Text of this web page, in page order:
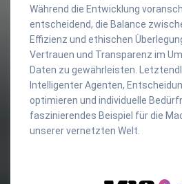
Während die Entwicklung
entscheidend, die Balance
Effizienz und ethischen
Vertrauen und Transparenz im
Daten zu gewährleisten.
Intelligenter Agenten,
optimieren und individuelle
faszinierendes Beispiel für die
unserer vernetzten Welt.